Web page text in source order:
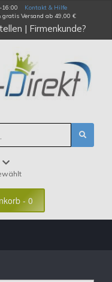
16:00
Kontakt & Hilfe
gratis Versand ab 49,00 €
| Firmenkunde?
- 0